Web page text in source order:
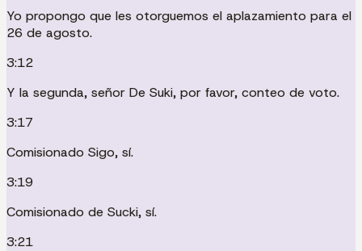
Yo propongo que les otorguemos el aplazamiento para el
26 de agosto.
3:12
Y la segunda, señor De Suki, por favor, conteo de voto.
3:17
Comisionado Sigo, sí.
3:19
Comisionado de Sucki, sí.
3:21